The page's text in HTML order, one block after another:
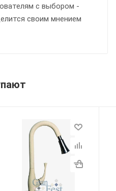
с выбором -
своим мнением